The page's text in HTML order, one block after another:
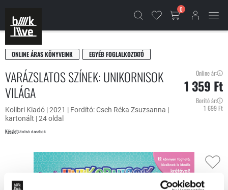
0
ONLINE ÁRAS KÖNYVEINK EGYÉB FOGLALKOZTATÓ
VARÁZSLATOS SZÍNEK: UNIKORNISOK
VILÁGA
Kolibri Kiadó | 2021 | Fordító: Cseh Réka Zsuzsanna |
kartonált | 24 oldal
KészletUtolsó darabok
Online ár:
1 359 Ft
Borító ár:
1 699 Ft